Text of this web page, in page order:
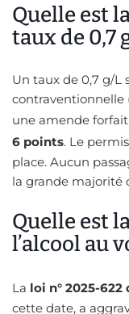
Quelle est
taux de 0,7
Un taux de 0,7 g/L
contraventionnelle
une amende
6 points. Le
place. Aucun
la grande majorité
Quelle est
l’alcool au
La loi n° 2025-
cette date, a